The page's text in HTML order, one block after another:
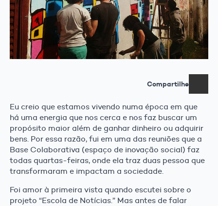
Compartilhe
Eu creio que estamos vivendo numa época em que
há uma energia que nos cerca e nos faz buscar um
propósito maior além de ganhar dinheiro ou adquirir
bens. Por essa razão, fui em uma das reuniões que a
Base Colaborativa (espaço de inovação social) faz
todas quartas-feiras, onde ela traz duas pessoa que
transformaram e impactam a sociedade.
Foi amor à primeira vista quando escutei sobre o
projeto “Escola de Notícias.” Mas antes de falar